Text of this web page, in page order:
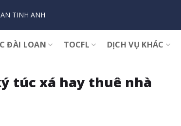
TINH ANH
ĐÀI LOAN TOCFL DỊCH VỤ KHÁC
túc xá hay thuê nhà